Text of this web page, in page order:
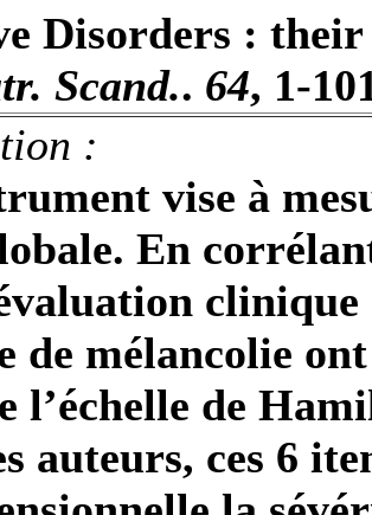
Disorders : their
. Scand.. 64, 1-
:
vise à
En
de mélancolie
l’échelle de
auteurs, ces 6